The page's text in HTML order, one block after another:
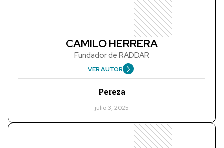
CAMILO HERRERA
Fundador de RADDAR
VER AUTOR
Pereza
julio 3, 2025